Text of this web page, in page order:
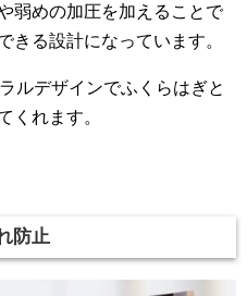
弱めの加圧を加えることで
きる設計になっています。
ルデザインでふくらはぎと
くれます。
防止